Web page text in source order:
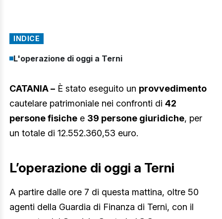
INDICE
L'operazione di oggi a Terni
CATANIA – È stato eseguito un provvedimento
cautelare patrimoniale nei confronti di 42
persone fisiche e 39 persone giuridiche, per
un totale di 12.552.360,53 euro.
L’operazione di oggi a Terni
A partire dalle ore 7 di questa mattina, oltre 50
agenti della Guardia di Finanza di Terni, con il